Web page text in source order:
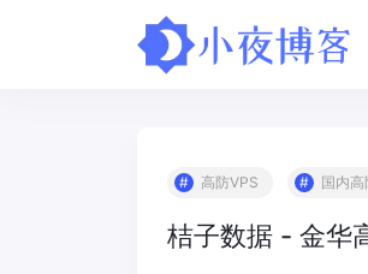
高防VPS 国内高
桔子数据 - 金华